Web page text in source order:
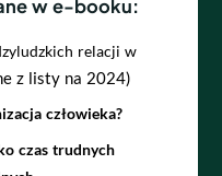
w e-booku:
relacji w
z listy na 2024)
człowieka?
czas trudnych